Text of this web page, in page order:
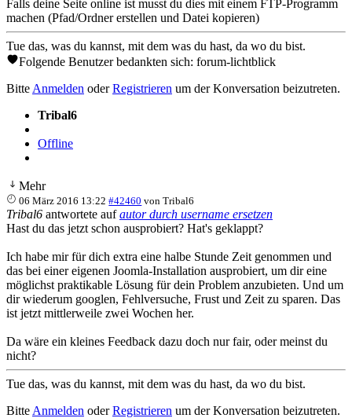
Falls deine Seite online ist musst du dies mit einem FTP-Programm
machen (Pfad/Ordner erstellen und Datei kopieren)
Tue das, was du kannst, mit dem was du hast, da wo du bist.
Folgende Benutzer bedankten sich: forum-lichtblick
Bitte Anmelden oderRegistrieren um der Konversation beizutreten.
Tribal6
Offline
Mehr
06 März 2016 13:22 #42460 vonTribal6
Tribal6 antwortete aufautor durch username ersetzen
Hast du das jetzt schon ausprobiert? Hat's geklappt?
Ich habe mir für dich extra eine halbe Stunde Zeit genommen und
das bei einer eigenen Joomla-Installation ausprobiert, um dir eine
möglichst praktikable Lösung für dein Problem anzubieten. Und um
dir wiederum googlen, Fehlversuche, Frust und Zeit zu sparen. Das
ist jetzt mittlerweile zwei Wochen her.
Da wäre ein kleines Feedback dazu doch nur fair, oder meinst du
nicht?
Tue das, was du kannst, mit dem was du hast, da wo du bist.
Bitte Anmelden oderRegistrieren um der Konversation beizutreten.